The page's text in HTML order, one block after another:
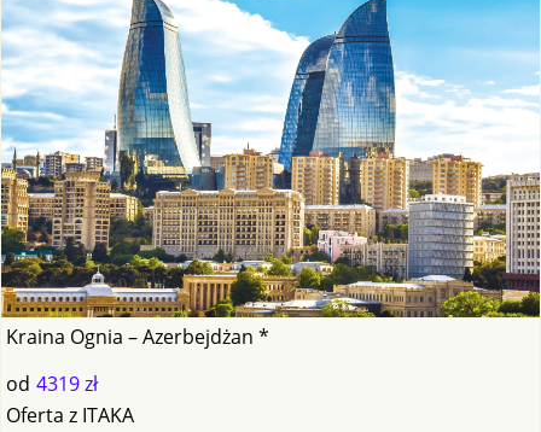
Kraina Ognia – Azerbejdżan *
od 4319 zł
Oferta z ITAKA